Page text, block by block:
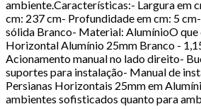
ambiente.Características:- Largura em
cm: 237 cm- Profundidade em cm: 5
sólida Branco- Material: AlumínioO que
Horizontal Alumínio 25mm Branco -
Acionamento manual no lado direito-
suportes para instalação- Manual de
Persianas Horizontais 25mm em
ambientes sofisticados quanto para